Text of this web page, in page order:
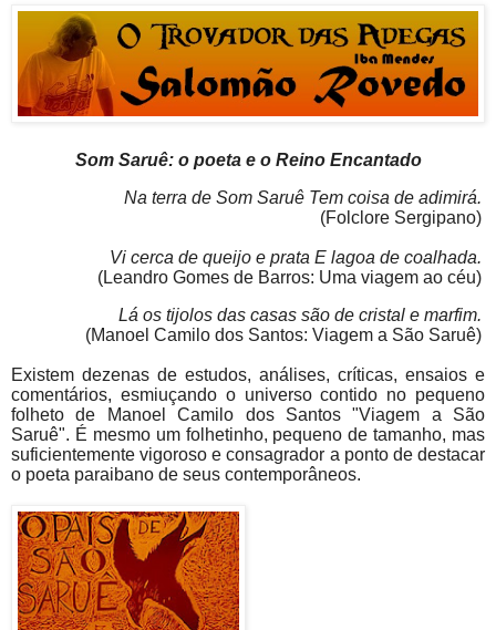
Som Saruê: o poeta e o Reino Encantado
Na terra de Som Saruê Tem coisa de adimirá.
(Folclore Sergipano)
Vi cerca de queijo e prata E lagoa de coalhada.
(Leandro Gomes de Barros: Uma viagem ao céu)
Lá os tijolos das casas são de cristal e marfim.
(Manoel Camilo dos Santos: Viagem a São Saruê)
Existem dezenas de estudos, análises, críticas, ensaios e
comentários, esmiuçando o universo contido no pequeno
folheto de Manoel Camilo dos Santos "Viagem a São
Saruê". É mesmo um folhetinho, pequeno de tamanho, mas
suficientemente ­vigoroso e consagrador a ponto de destacar
o poeta paraibano de seus contemporâneos.